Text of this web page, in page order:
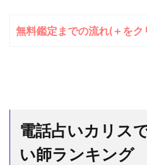
無料鑑定までの流れ(＋をク
電話占いカリス
い師ランキング